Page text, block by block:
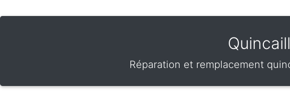
Réparation et remplacement